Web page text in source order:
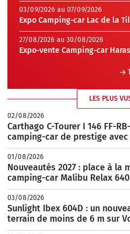
03/09/2026 au 07/09/2026
Expo Camping-car Lac de la
27/08/2026 au 30/08/2026
Expo-vente Camping-car
LES PLUS
02/08/2026
Carthago C-Tourer I 146 FF-
camping-car de prestige
01/08/2026
Nouveautés 2027 : place à la
camping-car Malibu Relax 640
03/08/2026
Sunlight Ibex 604D : un
terrain de moins de 6 m sur